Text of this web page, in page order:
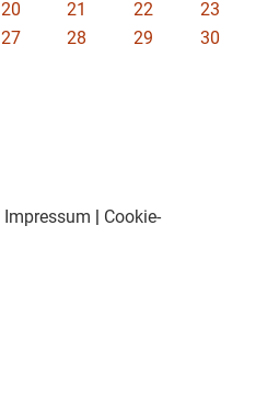
20 21 22
23
27 28 29
30
Impressum | Cookie-